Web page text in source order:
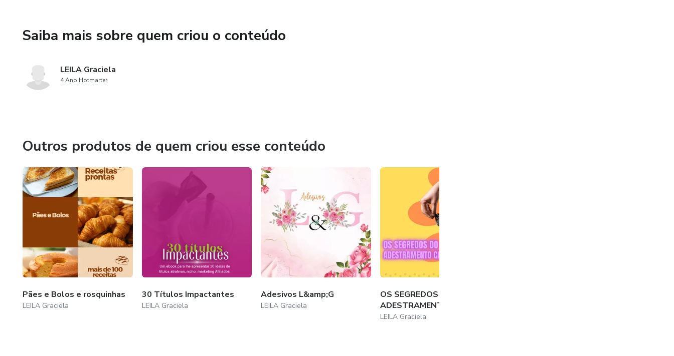
Saiba mais sobre quem criou o conteúdo
LEILA Graciela
4 Ano Hotmarter
Outros produtos de quem criou esse conteúdo
Pães e Bolos e rosquinhas
LEILA Graciela
30 Títulos Impactantes
LEILA Graciela
Adesivos L&amp;G
LEILA Graciela
OS SEGREDOS
ADESTRAMENTO CANINO
LEILA Graciela